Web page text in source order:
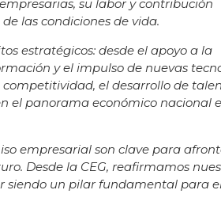
su labor y contribución
las condiciones de vida.
estratégicos: desde el apoyo a la
y el impulso de nuevas
el desarrollo de
el panorama económico nacional e
empresarial son clave para
Desde la CEG, reafirmamos
siendo un pilar fundamental para